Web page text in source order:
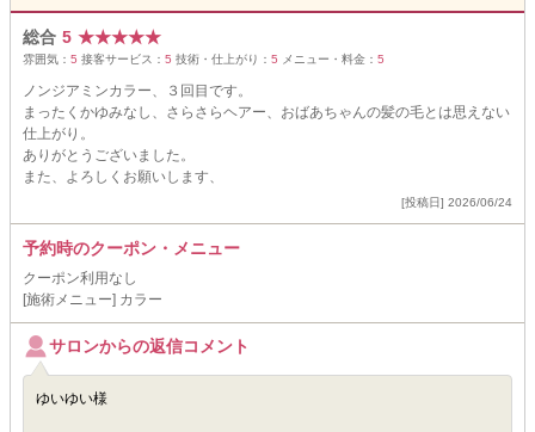
総合 5 ★★★★★
雰囲気： 5 接客サービス： 5 技術・仕上がり： 5 メニュー・料金： 5
ノンジアミンカラー、３回目です。
まったくかゆみなし、さらさらヘアー、おばあちゃんの髪の毛とは思えない
仕上がり。
ありがとうございました。
また、よろしくお願いします、
[投稿日] 2026/06/24
予約時のクーポン・メニュー
クーポン利用なし
[施術メニュー] カラー
サロンからの返信コメント
ゆいゆい様